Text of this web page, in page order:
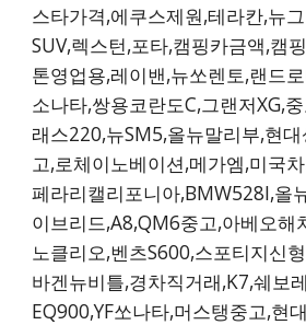
스타가격,에쿠스제원,테라칸,뉴
SUV,렉스턴,포타,캠핑카금액,캠
톤영업용,레이밴,뉴쏘렌토,랜드
소나타,쌍용코란도C,그랜저XG,
래스220,뉴SM5,올뉴말리부,현
고,로체이노베이션,메가엠,미국
페라리캘리포니아,BMW528I,올
이브리드,A8,QM6중고,아베오해
노클리오,벤츠S600,스포티지신
바겐뉴비틀,경차직거래,K7,쉐보
EQ900,YF쏘나타,머스탱중고,현